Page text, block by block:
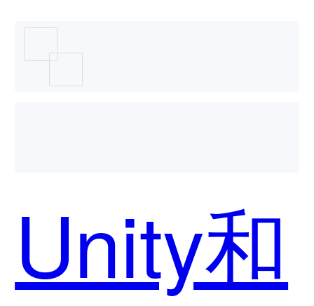
件哪个
好用？
Unity和